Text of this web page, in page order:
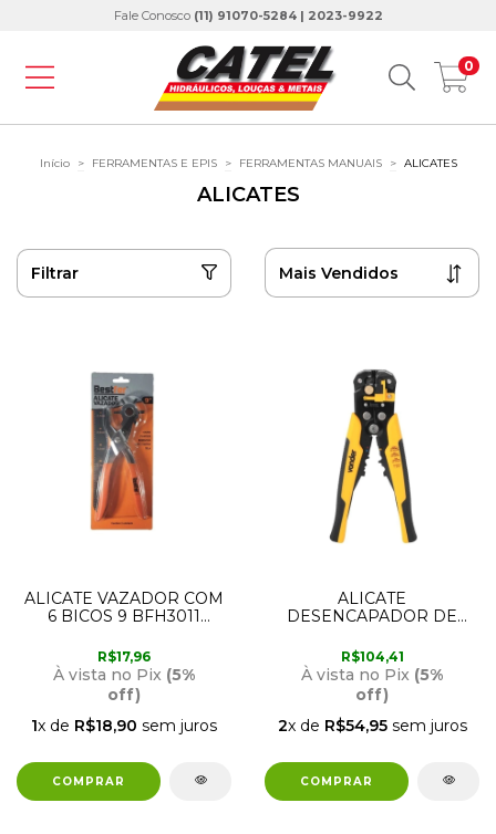
Fale Conosco (11) 91070-5284 | 2023-9922
0
Início > FERRAMENTAS E EPIS > FERRAMENTAS MANUAIS > ALICATES
ALICATES
Filtrar
ALICATE VAZADOR COM
6 BICOS 9 BFH3011
R$17,96
À vista no Pix (5%
off)
1x de R$18,90 sem juros
ALICATE
DESENCAPADOR DE
ISOLADOS 36.86.000.008
VONDER
R$104,41
À vista no Pix (5%
off)
2x de R$54,95sem juros